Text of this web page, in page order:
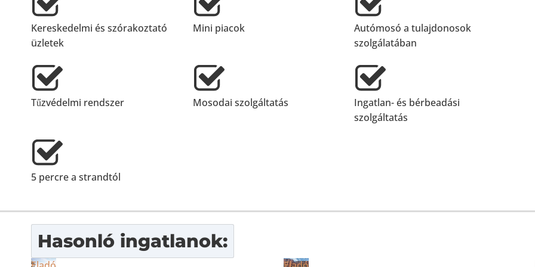
Kereskedelmi és szórakoztató
üzletek
Mini piacok
Autómosó a tulajdonosok
szolgálatában
Tűzvédelmi rendszer Mosodai szolgáltatás
Ingatlan- és bérbeadási
szolgáltatás
5 percre a strandtól
Hasonló ingatlanok: